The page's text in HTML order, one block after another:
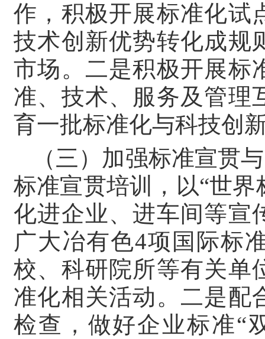
作，积极开展标准化试
技术创新优势转化成规
市场。二是积极开展标
准、技术、服务及管理
育一批标准化与科技创
（三）加强标准宣贯
标准宣贯培训，以“世
化进企业、进车间等宣
广大冶有色4项国际标
校、科研院所等有关单
准化相关活动。二是配
检查，做好企业标准“